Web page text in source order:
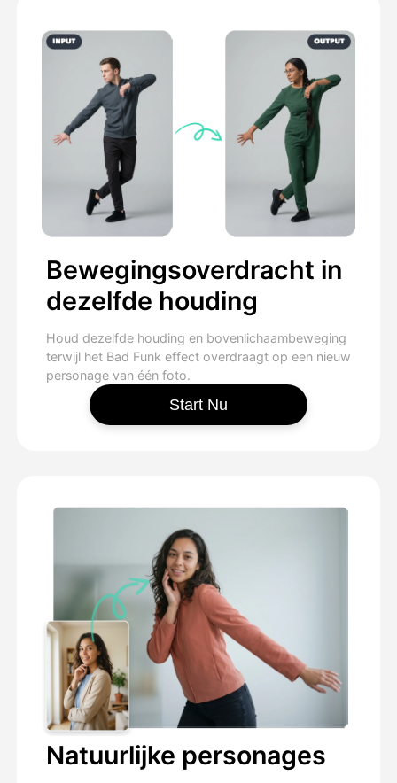
Bewegingsoverdracht in
dezelfde houding
Houd dezelfde houding en bovenlichaambeweging
terwijl het Bad Funk effect overdraagt op een nieuw
personage van één foto.
Start Nu
Natuurlijke personages